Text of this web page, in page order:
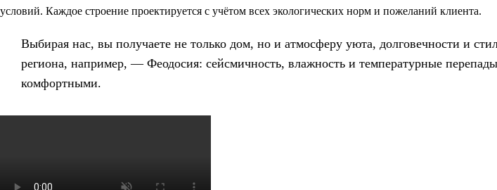
условий. Каждое строение проектируется с учётом всех экологических норм и пожеланий клиента.
Выбирая нас, вы получаете не только дом, но и атмосферу уюта, долговечности и
региона, например, — Феодосия: сейсмичность, влажность и температурные
комфортными.